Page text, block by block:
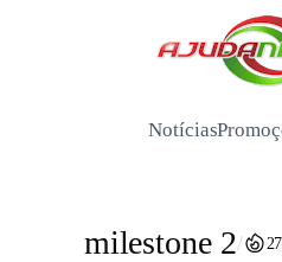
Notícias
milestone 2/ 27